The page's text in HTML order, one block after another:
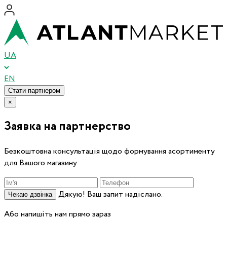
UA
EN
Стати партнером
×
Заявка на партнерство
Безкоштовна консультація щодо формування асортименту
для Вашого магазину
Чекаю дзвінка
Дякую! Ваш запит надіслано.
Або напишіть нам прямо зараз